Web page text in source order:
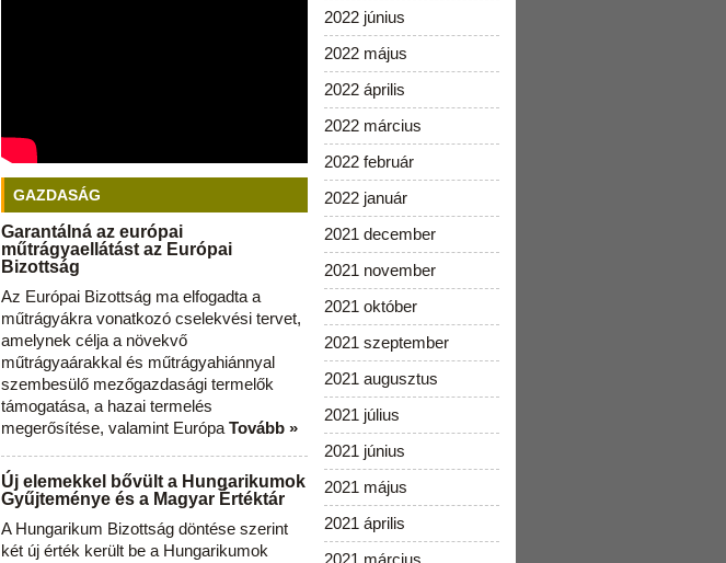
GAZDASÁG
Garantálná az európai
műtrágyaellátást az Európai
Bizottság
Az Európai Bizottság ma elfogadta a
műtrágyákra vonatkozó cselekvési tervet,
amelynek célja a növekvő
műtrágyaárakkal és műtrágyahiánnyal
szembesülő mezőgazdasági termelők
támogatása, a hazai termelés
megerősítése, valamint Európa Tovább »
Új elemekkel bővült a Hungarikumok
Gyűjteménye és a Magyar Értéktár
A Hungarikum Bizottság döntése szerint
két új érték került be a Hungarikumok
2022 június
2022 május
2022 április
2022 március
2022 február
2022 január
2021 december
2021 november
2021 október
2021 szeptember
2021 augusztus
2021 július
2021 június
2021 május
2021 április
2021 március